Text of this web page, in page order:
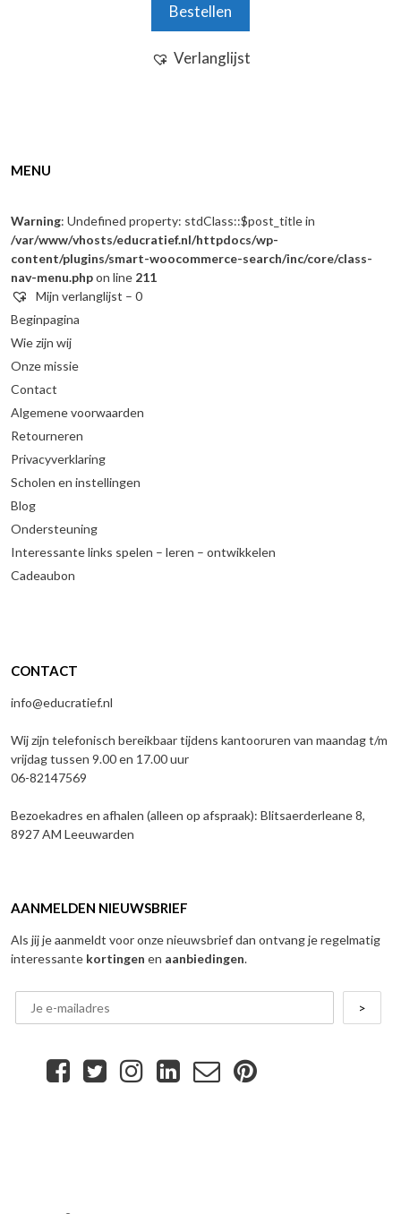
5Bestellen
Verlanglijst
MENU
Warning: Undefined property: stdClass::$post_title in
/var/www/vhosts/educratief.nl/httpdocs/wp-
content/plugins/smart-woocommerce-search/inc/core/class-
nav-menu.phpon line 211
Mijn verlanglijst – 0
Beginpagina
Wie zijn wij
Onze missie
Contact
Algemene voorwaarden
Retourneren
Privacyverklaring
Scholen en instellingen
Blog
Ondersteuning
Interessante links spelen – leren – ontwikkelen
Cadeaubon
CONTACT
info@educratief.nl
Wij zijn telefonisch bereikbaar tijdens kantooruren van maandag t/m
vrijdag tussen 9.00 en 17.00 uur
06-82147569
Bezoekadres en afhalen (alleen op afspraak): Blitsaerderleane 8,
8927 AM Leeuwarden
AANMELDEN NIEUWSBRIEF
Als jij je aanmeldt voor onze nieuwsbrief dan ontvang je regelmatig
interessante kortingen en aanbiedingen.